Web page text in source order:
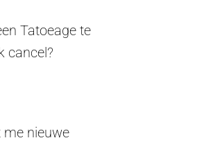
Tatoeage te
cancel?
nieuwe